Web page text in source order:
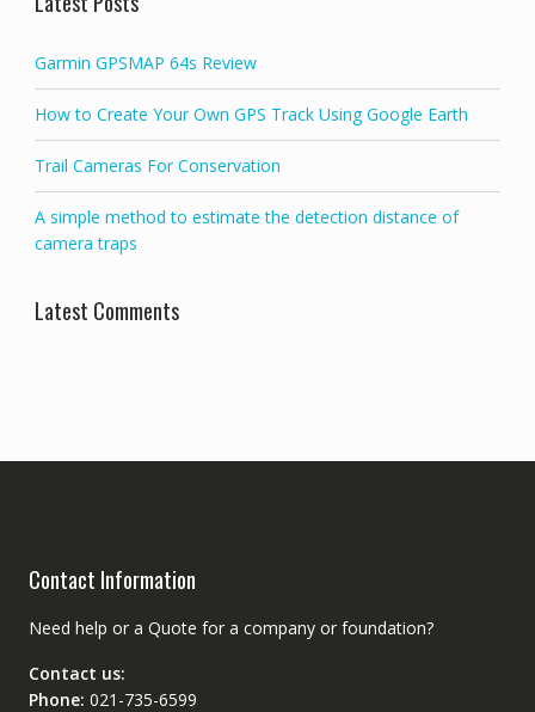
Garmin GPSMAP 64s Review
How to Create Your Own GPS Track Using Google Earth
Trail Cameras For Conservation
A simple method to estimate the detection distance of
camera traps
Latest Comments
Contact Information
Need help or a Quote for a company or foundation?
Contact us:
Phone: 021-735-6599